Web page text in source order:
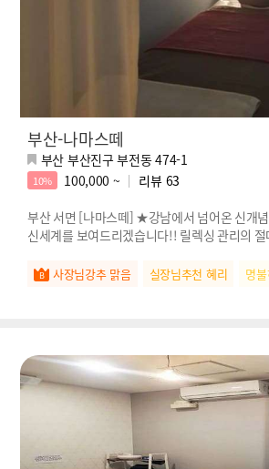
부산-나마스떼
부산 부산진구 부전동 474-1
10% 100,000 ~ 리뷰 63
부산 서면 [나마스떼] ★강남에서 넘어온 신개
신세계를 보여드리겠습니다!! 릴렉싱 관리의
사장님강추 맑음 실장님추천 혜리 명